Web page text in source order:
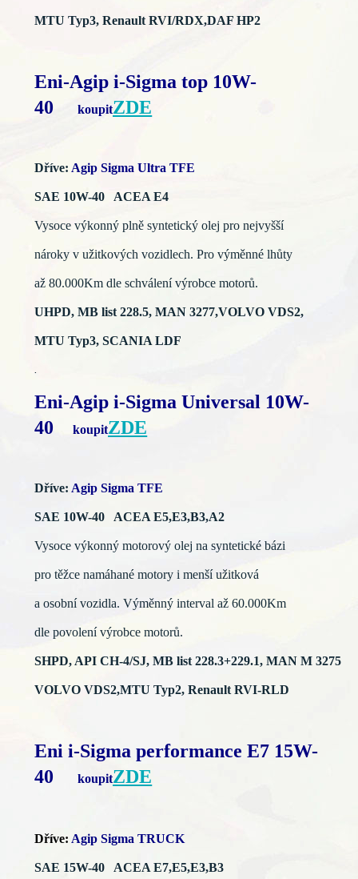
MTU Typ3, Renault RVI/RDX,DAF HP2
Eni-Agip i-Sigma top 10W-
40koupitZDE
Dříve: Agip Sigma Ultra TFE
SAE 10W-40 ACEA E4
Vysoce výkonný plně syntetický olej pro nejvyšší
nároky v užitkových vozidlech. Pro výměnné lhůty
až 80.000Km dle schválení výrobce motorů.
UHPD, MB list 228.5, MAN 3277,VOLVO VDS2,
MTU Typ3, SCANIA LDF
.
Eni-Agip i-Sigma Universal 10W-
40koupitZDE
Dříve: Agip Sigma TFE
SAE 10W-40 ACEA E5,E3,B3,A2
Vysoce výkonný motorový olej na syntetické bázi
pro těžce namáhané motory i menší užitková
a osobní vozidla. Výměnný interval až 60.000Km
dle povolení výrobce motorů.
SHPD, API CH-4/SJ, MB list 228.3+229.1, MAN M 3275
VOLVO VDS2,MTU Typ2, Renault RVI-RLD
Eni i-Sigma performance E7 15W-
40koupitZDE
Dříve: Agip Sigma TRUCK
SAE 15W-40 ACEA E7,E5,E3,B3